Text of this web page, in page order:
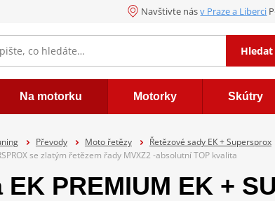
Navštivte násv Praze a Liberci
Hledat
Na motorku Motorky Skútry
Převody Moto řetězy
Řetězové sady EK + Supersprox
se zlatým řetězem řady MVXZ2 -absolutní TOP kvalita
PREMIUM EK +